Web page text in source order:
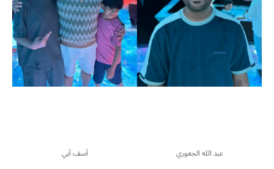
عبد الله الجعوري آسف آبي